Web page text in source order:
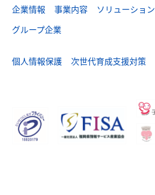
企業情報 事業内容 ソリューション
グループ企業
個人情報保護 次世代育成支援対策